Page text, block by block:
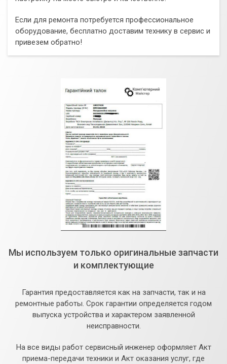
Если для ремонта потребуется профессиональное
оборудование, бесплатно доставим технику в сервис и
привезем обратно!
Мы используем только оригинальные запчасти
и комплектующие
Гарантия предоставляется как на запчасти, так и на
ремонтные работы. Срок гарантии определяется годом
выпуска устройства и характером заявленной
неисправности.
На все виды работ сервисный инженер оформляет Акт
приема-передачи техники и Акт оказания услуг, где